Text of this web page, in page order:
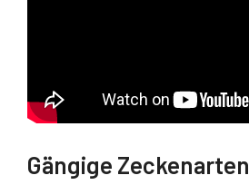
Gängige Zeckenarten